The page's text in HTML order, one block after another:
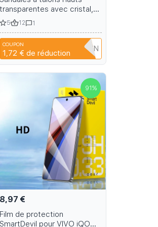
transparentes avec cristal,
modèle étoile pour danse sur
barre, pour banquets d'été
et scène 15-17cm
5 12 1
COUPON
1,72 € de réduction
T9TRTFBTWTZN
91 %
8,97 €
Film de protection
SmartDevil pour VIVO iQOO